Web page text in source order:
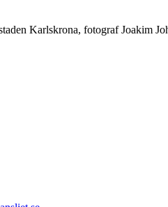
Karlskrona, fotograf Joakim